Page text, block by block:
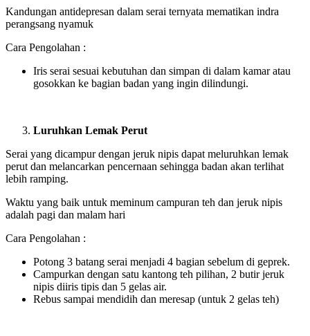
Kandungan antidepresan dalam serai ternyata mematikan indra
perangsang nyamuk
Cara Pengolahan :
Iris serai sesuai kebutuhan dan simpan di dalam kamar atau
gosokkan ke bagian badan yang ingin dilindungi.
Luruhkan Lemak Perut
Serai yang dicampur dengan jeruk nipis dapat meluruhkan lemak
perut dan melancarkan pencernaan sehingga badan akan terlihat
lebih ramping.
Waktu yang baik untuk meminum campuran teh dan jeruk nipis
adalah pagi dan malam hari
Cara Pengolahan :
Potong 3 batang serai menjadi 4 bagian sebelum di geprek.
Campurkan dengan satu kantong teh pilihan, 2 butir jeruk
nipis diiris tipis dan 5 gelas air.
Rebus sampai mendidih dan meresap (untuk 2 gelas teh)